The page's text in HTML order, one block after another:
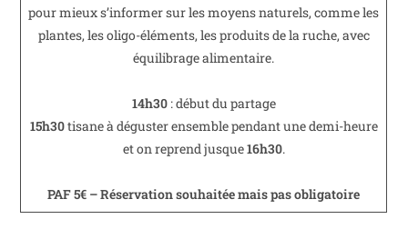
pour mieux s’informer sur les moyens naturels, comme les
plantes, les oligo-éléments, les produits de la ruche, avec
équilibrage alimentaire.
14h30 : début du partage
15h30tisane à déguster ensemble pendant une demi-heure
et on reprend jusque16h30.
PAF 5€ – Réservation souhaitée mais pas obligatoire